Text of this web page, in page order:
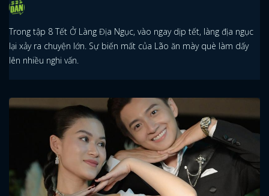
Trong tập 8 Tết Ở Làng Địa Ngục, vào ngay dịp tết, làng địa ngục
lại xảy ra chuyện lớn. Sự biến mất của Lão ăn mày què làm dấy
lên nhiều nghi vấn.